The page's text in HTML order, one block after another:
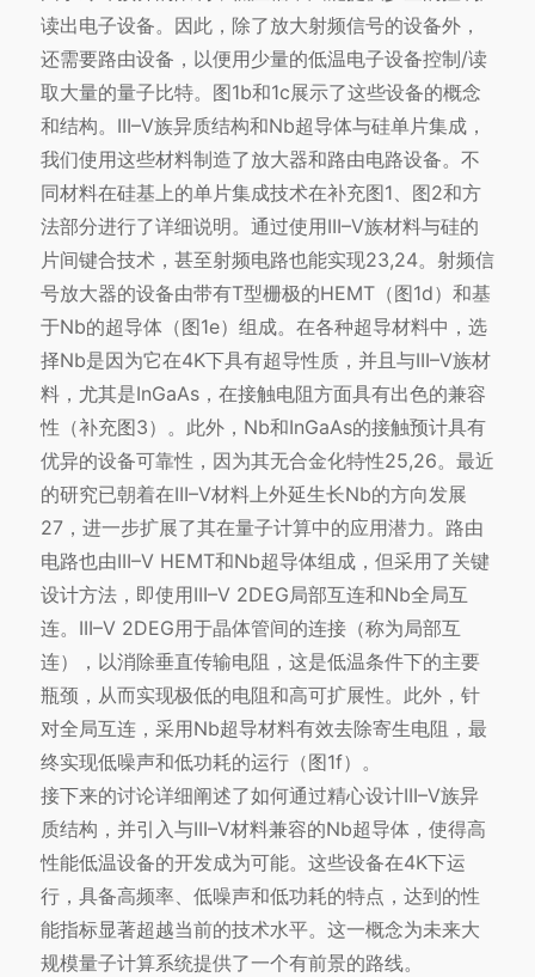
读出电子设备。因此，除了放大射频信号的设备外，
还需要路由设备，以便用少量的低温电子设备控制/读
取大量的量子比特。图1b和1c展示了这些设备的概念
和结构。III–V族异质结构和Nb超导体与硅单片集成，
我们使用这些材料制造了放大器和路由电路设备。不
同材料在硅基上的单片集成技术在补充图1、图2和方
法部分进行了详细说明。通过使用III–V族材料与硅的
片间键合技术，甚至射频电路也能实现23,24。射频信
号放大器的设备由带有T型栅极的HEMT（图1d）和基
于Nb的超导体（图1e）组成。在各种超导材料中，选
择Nb是因为它在4K下具有超导性质，并且与III–V族材
料，尤其是InGaAs，在接触电阻方面具有出色的兼容
性（补充图3）。此外，Nb和InGaAs的接触预计具有
优异的设备可靠性，因为其无合金化特性25,26。最近
的研究已朝着在III–V材料上外延生长Nb的方向发展
27，进一步扩展了其在量子计算中的应用潜力。路由
电路也由III–V HEMT和Nb超导体组成，但采用了关键
设计方法，即使用III–V 2DEG局部互连和Nb全局互
连。III–V 2DEG用于晶体管间的连接（称为局部互
连），以消除垂直传输电阻，这是低温条件下的主要
瓶颈，从而实现极低的电阻和高可扩展性。此外，针
对全局互连，采用Nb超导材料有效去除寄生电阻，最
终实现低噪声和低功耗的运行（图1f）。
接下来的讨论详细阐述了如何通过精心设计III–V族异
质结构，并引入与III–V材料兼容的Nb超导体，使得高
性能低温设备的开发成为可能。这些设备在4K下运
行，具备高频率、低噪声和低功耗的特点，达到的性
能指标显著超越当前的技术水平。这一概念为未来大
规模量子计算系统提供了一个有前景的路线。